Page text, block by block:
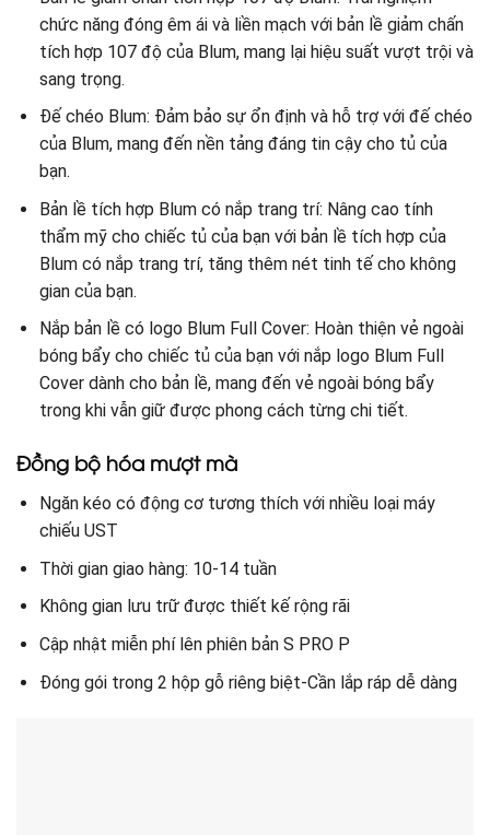
chức năng đóng êm ái và liền mạch với bản lề giảm chấn
tích hợp 107 độ của Blum, mang lại hiệu suất vượt trội và
sang trọng.
Đế chéo Blum: Đảm bảo sự ổn định và hỗ trợ với đế chéo
của Blum, mang đến nền tảng đáng tin cậy cho tủ của
bạn.
Bản lề tích hợp Blum có nắp trang trí: Nâng cao tính
thẩm mỹ cho chiếc tủ của bạn với bản lề tích hợp của
Blum có nắp trang trí, tăng thêm nét tinh tế cho không
gian của bạn.
Nắp bản lề có logo Blum Full Cover: Hoàn thiện vẻ ngoài
bóng bẩy cho chiếc tủ của bạn với nắp logo Blum Full
Cover dành cho bản lề, mang đến vẻ ngoài bóng bẩy
trong khi vẫn giữ được phong cách từng chi tiết.
Đồng bộ hóa mượt mà
Ngăn kéo có động cơ tương thích với nhiều loại máy
chiếu UST
Thời gian giao hàng: 10-14 tuần
Không gian lưu trữ được thiết kế rộng rãi
Cập nhật miễn phí lên phiên bản S PRO P
Đóng gói trong 2 hộp gỗ riêng biệt-Cần lắp ráp dễ dàng